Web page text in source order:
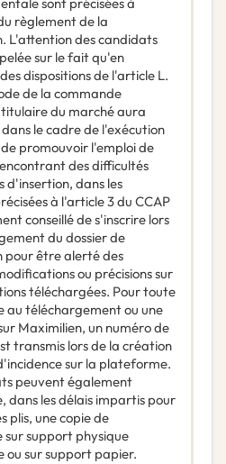
règlement de la
L'attention des candidats
sur le fait qu'en
dispositions de l'article L.
de la commande
du marché aura
le cadre de l'exécution
promouvoir l'emploi de
des difficultés
d'insertion, dans les
à l'article 3 du CCAP
conseillé de s'inscrire lors
du dossier de
pour être alerté des
ou précisions sur
téléchargées. Pour toute
au téléchargement ou une
Maximilien, un numéro de
transmis lors de la création
sur la plateforme.
peuvent également
dans les délais impartis pour
plis, une copie de
sur support physique
ou sur support papier.